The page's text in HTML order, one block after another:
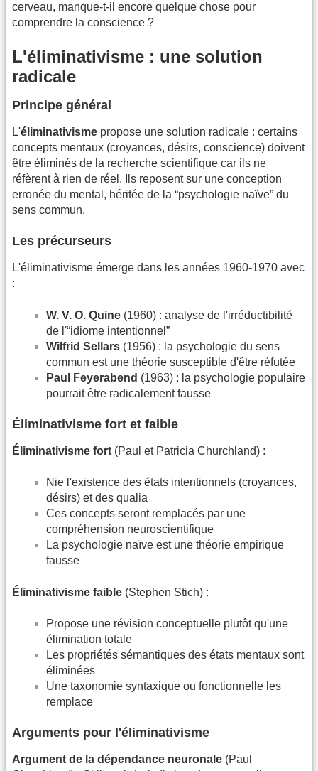
cerveau, manque-t-il encore quelque chose pour
comprendre la conscience ?
L'éliminativisme : une solution
radicale
Principe général
L'éliminativisme propose une solution radicale : certains
concepts mentaux (croyances, désirs, conscience) doivent
être éliminés de la recherche scientifique car ils ne
réfèrent à rien de réel. Ils reposent sur une conception
erronée du mental, héritée de la “psychologie naïve” du
sens commun.
Les précurseurs
L'éliminativisme émerge dans les années 1960-1970 avec
:
W. V. O. Quine (1960) : analyse de l'irréductibilité
de l'“idiome intentionnel”
Wilfrid Sellars (1956) : la psychologie du sens
commun est une théorie susceptible d'être réfutée
Paul Feyerabend (1963) : la psychologie populaire
pourrait être radicalement fausse
Éliminativisme fort et faible
Éliminativisme fort (Paul et Patricia Churchland) :
Nie l'existence des états intentionnels (croyances,
désirs) et des qualia
Ces concepts seront remplacés par une
compréhension neuroscientifique
La psychologie naïve est une théorie empirique
fausse
Éliminativisme faible (Stephen Stich) :
Propose une révision conceptuelle plutôt qu'une
élimination totale
Les propriétés sémantiques des états mentaux sont
éliminées
Une taxonomie syntaxique ou fonctionnelle les
remplace
Arguments pour l'éliminativisme
Argument de la dépendance neuronale (Paul